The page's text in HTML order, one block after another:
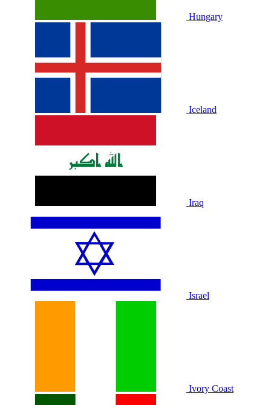
Hungary
Iceland
Iraq
Israel
Ivory Coast